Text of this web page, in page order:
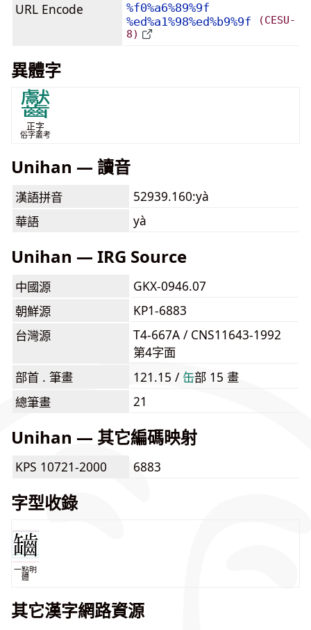
URL Encode
%f0%a6%89%9f
%ed%a1%98%ed%b9%9f
(CESU-
8)
異體字
齾
正字
俗字叢考
Unihan — 讀音
漢語拼音
52939.160:yà
華語
yà
Unihan — IRG Source
中國源
GKX-0946.07
朝鮮源
KP1-6883
台灣源
T4-667A / CNS11643-1992
第4字面
部首 . 筆畫
121.15 / ⽸部 15 畫
總筆畫
21
Unihan — 其它編碼映射
KPS 10721-2000 6883
字型收錄
一點明
體
其它漢字網路資源